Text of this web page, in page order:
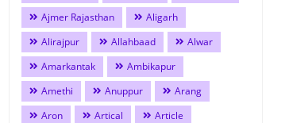
Ajmer Rajasthan
Aligarh
Alirajpur
Allahbaad
Alwar
Amarkantak
Ambikapur
Amethi
Anuppur
Arang
Aron
Artical
Article